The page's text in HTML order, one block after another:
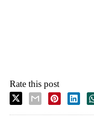
Rate this post